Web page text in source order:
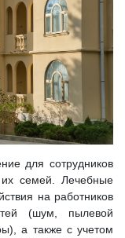
для сотрудников
семей. Лечебные
на работников
(шум, пылевой
а также с учетом